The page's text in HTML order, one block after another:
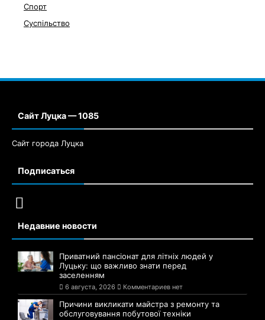
Спорт
Суспільство
Сайт Луцка — 1085
Сайт города Луцка
Подписаться
Недавние новости
Приватний пансіонат для літніх людей у
Луцьку: що важливо знати перед
заселенням
6 августа, 2026 Комментариев нет
Причини викликати майстра з ремонту та
обслуговування побутової техніки